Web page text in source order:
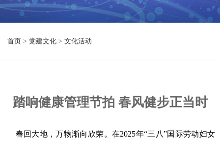
首页 > 党建文化 > 文化活动
踏响健康管理节拍 春风健步正当时
春回大地，万物渐向欣荣。在2025年“三八”国际劳动妇女